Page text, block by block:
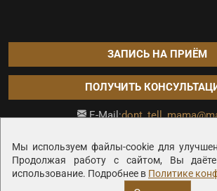
Мы используем файлы-cookie для
Продолжая работу с сайтом, Вы
использование. Подробнее в Политике
ЗАПИСЬ НА ПРИЁМ
ПОЛУЧИТЬ
E-Mail: